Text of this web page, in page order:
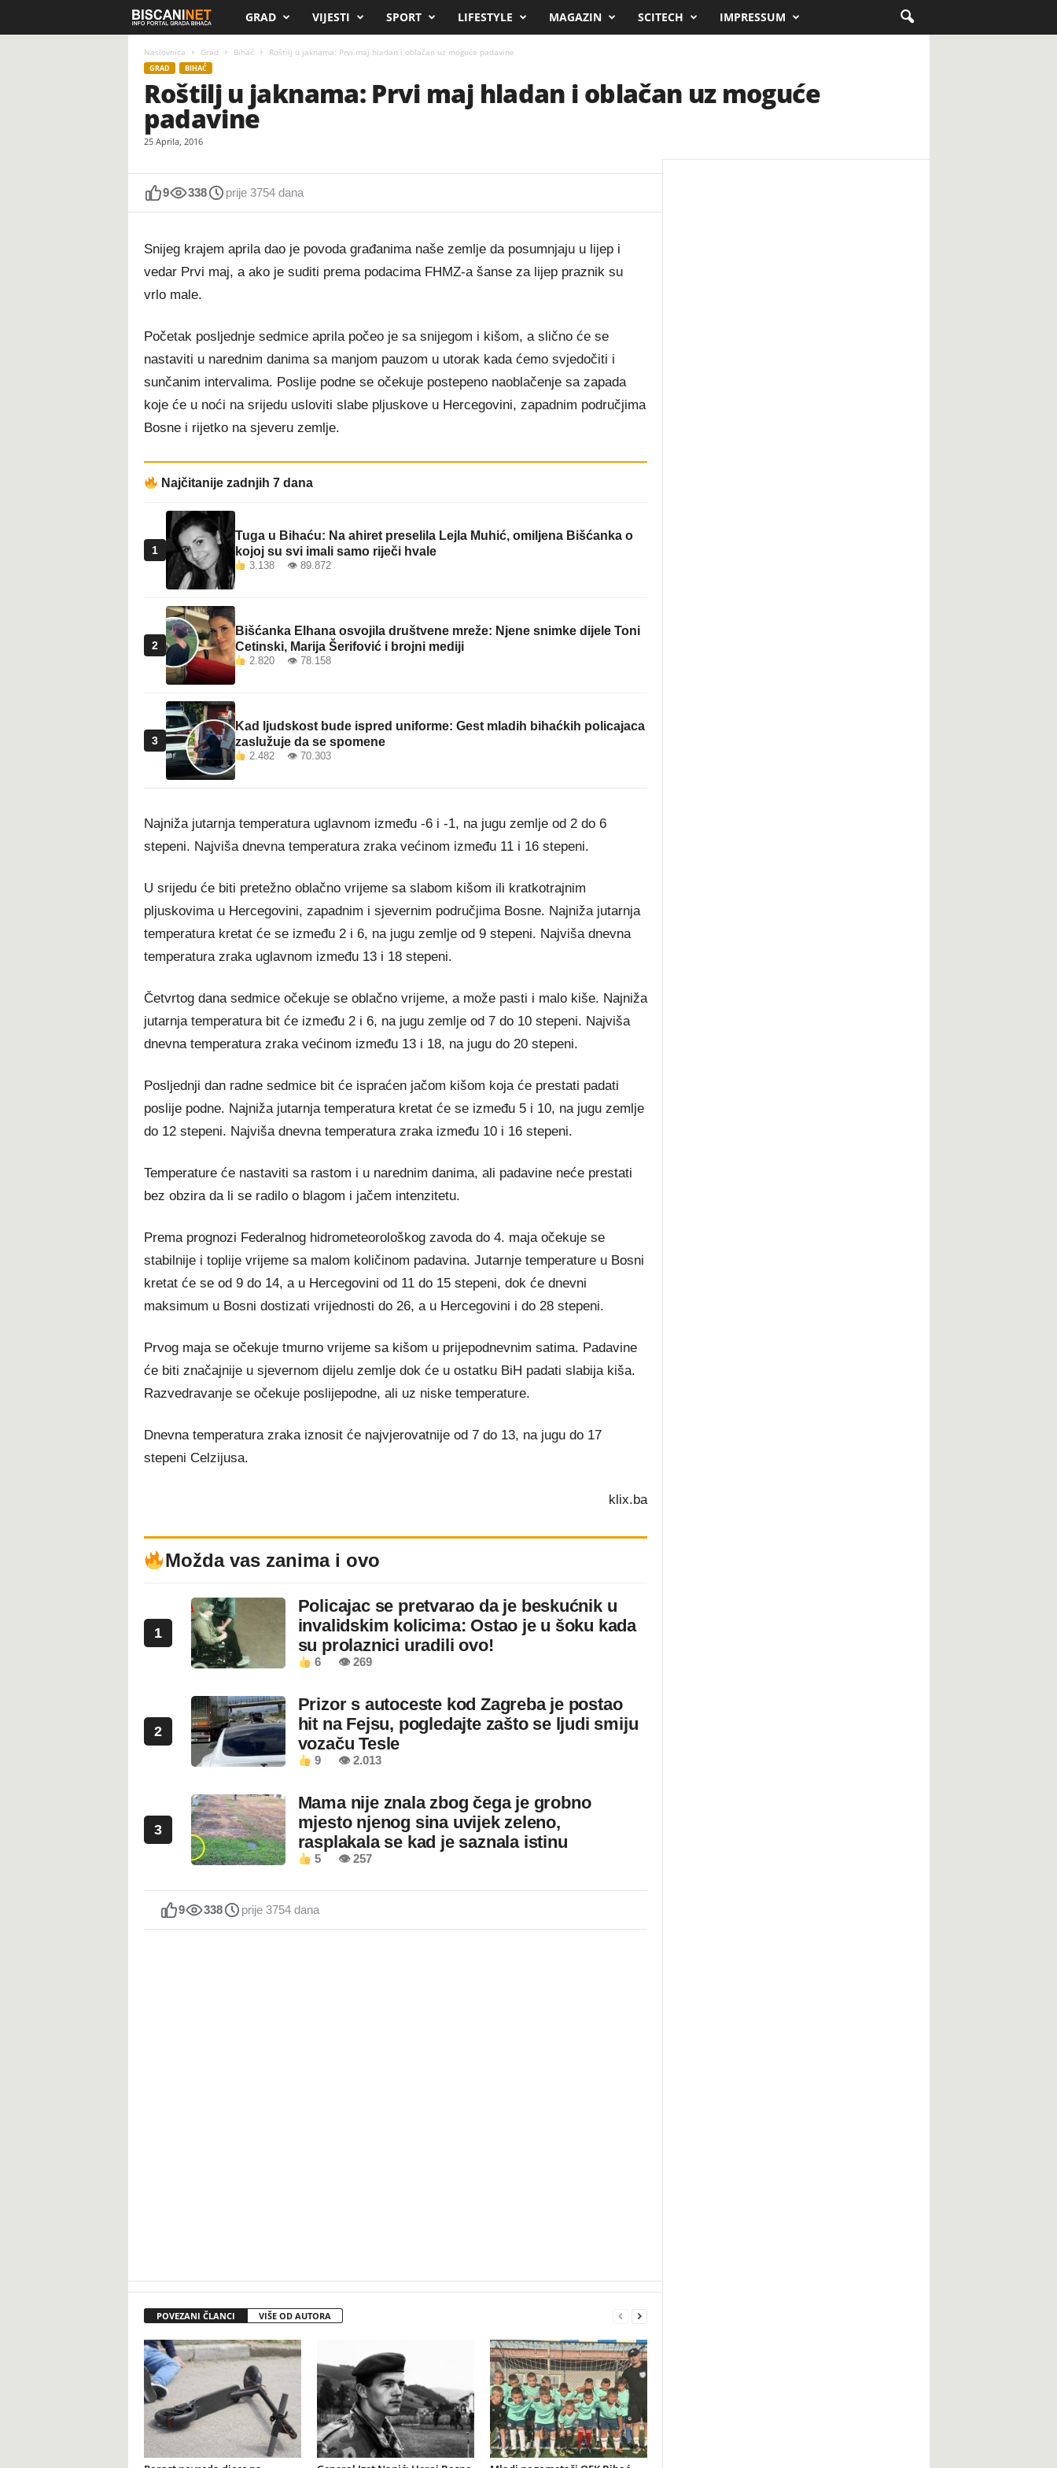
i
c
n
t
GRAD VIJESTI SPORT LIFESTYLE MAGAZIN SCITECH IMPRESSUM
Naslovnica Grad Bihać Roštilj u jaknama: Prvi maj hladan i oblačan uz moguće padavine
GRAD BIHAĆ
Roštilj u jaknama: Prvi maj hladan i oblačan uz moguće
padavine
25 Aprila, 2016
9 338 prije 3754 dana
Snijeg krajem aprila dao je povoda građanima naše zemlje da posumnjaju u lijep i
vedar Prvi maj, a ako je suditi prema podacima FHMZ-a šanse za lijep praznik su
vrlo male.
Početak posljednje sedmice aprila počeo je sa snijegom i kišom, a slično će se
nastaviti u narednim danima sa manjom pauzom u utorak kada ćemo svjedočiti i
sunčanim intervalima. Poslije podne se očekuje postepeno naoblačenje sa zapada
koje će u noći na srijedu usloviti slabe pljuskove u Hercegovini, zapadnim područjima
Bosne i rijetko na sjeveru zemlje.
Najčitanije zadnjih 7 dana
1
Tuga u Bihaću: Na ahiret preselila Lejla Muhić, omiljena Bišćanka o
kojoj su svi imali samo riječi hvale
3.138 👁 89.872
2
Bišćanka Elhana osvojila društvene mreže: Njene snimke dijele Toni
Cetinski, Marija Šerifović i brojni mediji
2.820 👁 78.158
3
Kad ljudskost bude ispred uniforme: Gest mladih bihaćkih policajaca
zaslužuje da se spomene
2.482 👁 70.303
Najniža jutarnja temperatura uglavnom između -6 i -1, na jugu zemlje od 2 do 6
stepeni. Najviša dnevna temperatura zraka većinom između 11 i 16 stepeni.
U srijedu će biti pretežno oblačno vrijeme sa slabom kišom ili kratkotrajnim
pljuskovima u Hercegovini, zapadnim i sjevernim područjima Bosne. Najniža jutarnja
temperatura kretat će se između 2 i 6, na jugu zemlje od 9 stepeni. Najviša dnevna
temperatura zraka uglavnom između 13 i 18 stepeni.
Četvrtog dana sedmice očekuje se oblačno vrijeme, a može pasti i malo kiše. Najniža
jutarnja temperatura bit će između 2 i 6, na jugu zemlje od 7 do 10 stepeni. Najviša
dnevna temperatura zraka većinom između 13 i 18, na jugu do 20 stepeni.
Posljednji dan radne sedmice bit će ispraćen jačom kišom koja će prestati padati
poslije podne. Najniža jutarnja temperatura kretat će se između 5 i 10, na jugu zemlje
do 12 stepeni. Najviša dnevna temperatura zraka između 10 i 16 stepeni.
Temperature će nastaviti sa rastom i u narednim danima, ali padavine neće prestati
bez obzira da li se radilo o blagom i jačem intenzitetu.
Prema prognozi Federalnog hidrometeorološkog zavoda do 4. maja očekuje se
stabilnije i toplije vrijeme sa malom količinom padavina. Jutarnje temperature u Bosni
kretat će se od 9 do 14, a u Hercegovini od 11 do 15 stepeni, dok će dnevni
maksimum u Bosni dostizati vrijednosti do 26, a u Hercegovini i do 28 stepeni.
Prvog maja se očekuje tmurno vrijeme sa kišom u prijepodnevnim satima. Padavine
će biti značajnije u sjevernom dijelu zemlje dok će u ostatku BiH padati slabija kiša.
Razvedravanje se očekuje poslijepodne, ali uz niske temperature.
Dnevna temperatura zraka iznosit će najvjerovatnije od 7 do 13, na jugu do 17
stepeni Celzijusa.
klix.ba
Možda vas zanima i ovo
1
Policajac se pretvarao da je beskućnik u
invalidskim kolicima: Ostao je u šoku kada
su prolaznici uradili ovo!
6 👁 269
2
Prizor s autoceste kod Zagreba je postao
hit na Fejsu, pogledajte zašto se ljudi smiju
vozaču Tesle
9 👁 2.013
3
Mama nije znala zbog čega je grobno
mjesto njenog sina uvijek zeleno,
rasplakala se kad je saznala istinu
5 👁 257
9 338 prije 3754 dana
POVEZANI ČLANCI VIŠE OD AUTORA